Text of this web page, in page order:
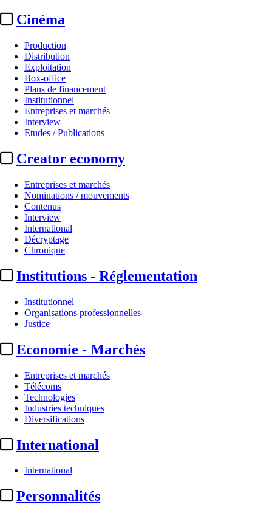
Cinéma
Production
Distribution
Exploitation
Box-office
Plans de financement
Institutionnel
Entreprises et marchés
Interview
Etudes / Publications
Creator economy
Entreprises et marchés
Nominations / mouvements
Contenus
Interview
International
Décryptage
Chronique
Institutions - Réglementation
Institutionnel
Organisations professionnelles
Justice
Economie - Marchés
Entreprises et marchés
Télécoms
Technologies
Industries techniques
Diversifications
International
International
Personnalités